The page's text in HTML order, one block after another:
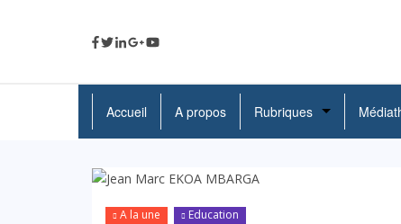
Accueil A propos Rubriques
A la une Education